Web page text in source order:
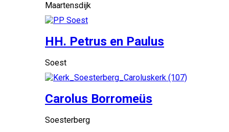
Maartensdijk
HH. Petrus en Paulus
Soest
Carolus Borromeüs
Soesterberg